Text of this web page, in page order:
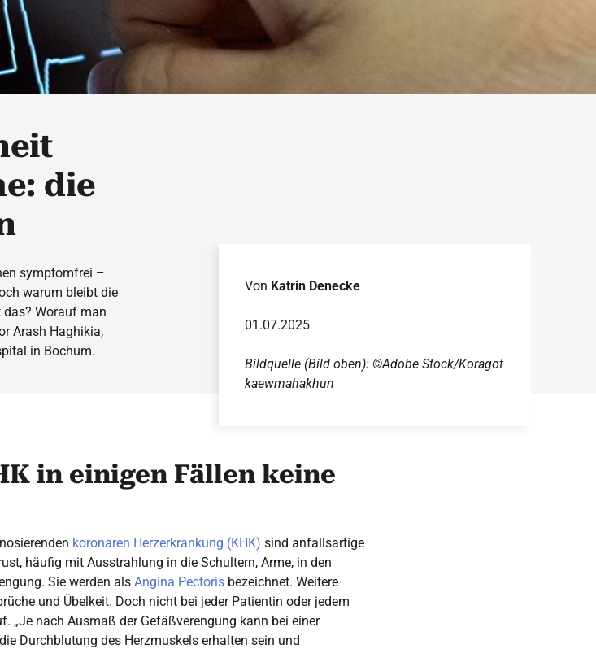
die
symptomfrei –
warum bleibt die
Worauf man
Arash Haghikia,
in Bochum.
Von Katrin Denecke
01.07.2025
Bildquelle (Bild oben): ©Adobe Stock/Koragot
kaewmahakhun
in einigen Fällen keine
koronaren Herzerkrankung (KHK) sind anfallsartige
häufig mit Ausstrahlung in die Schultern, Arme, in den
Sie werden als Angina Pectoris bezeichnet. Weitere
und Übelkeit. Doch nicht bei jeder Patientin oder jedem
„Je nach Ausmaß der Gefäßverengung kann bei einer
Durchblutung des Herzmuskels erhalten sein und